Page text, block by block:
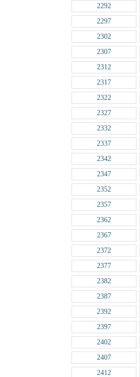
2292
2297
2302
2307
2312
2317
2322
2327
2332
2337
2342
2347
2352
2357
2362
2367
2372
2377
2382
2387
2392
2397
2402
2407
2412